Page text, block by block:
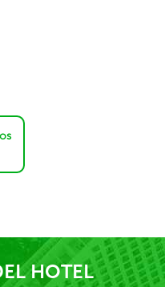
HOTEL